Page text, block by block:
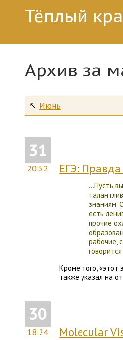
Тёплый
Архив за
↖ Июнь
31
20:52 ЕГЭ:
…Пусть
знаниям.
есть
прочие
рабочие,
Кроме того, «этот
также указал на
30
18:24 Molecular